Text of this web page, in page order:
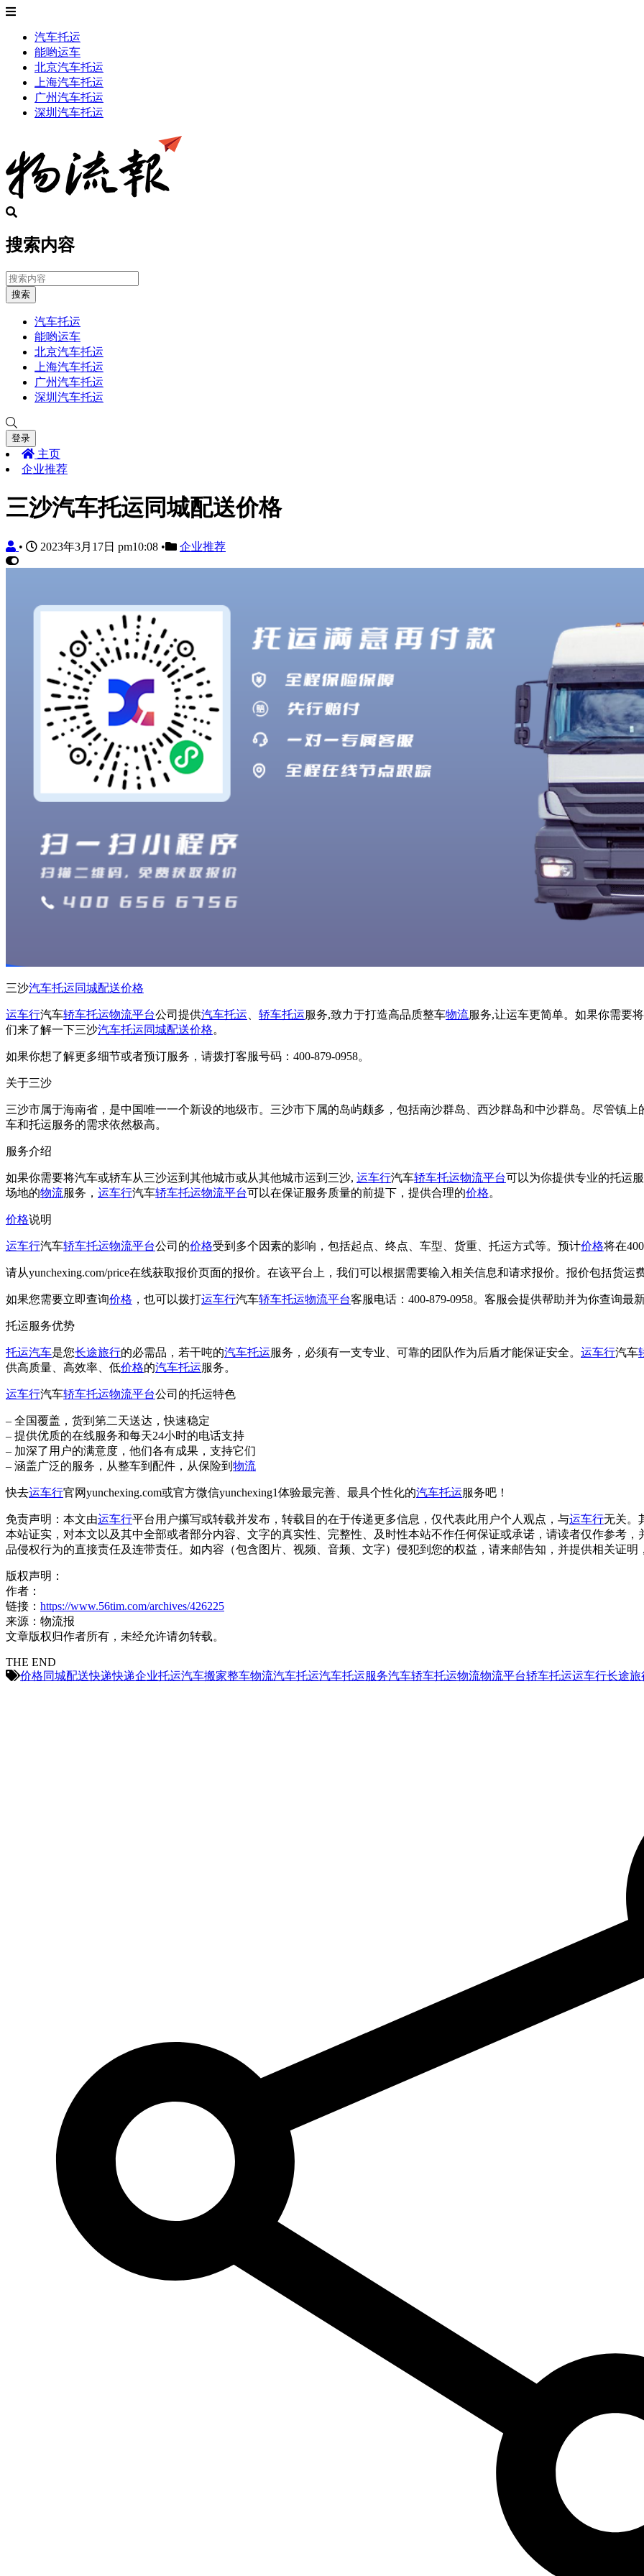
汽车托运
能哟运车
北京汽车托运
上海汽车托运
广州汽车托运
深圳汽车托运
搜索内容
搜索
汽车托运
能哟运车
北京汽车托运
上海汽车托运
广州汽车托运
深圳汽车托运
登录
主页
企业推荐
三沙汽车托运同城配送价格
• 2023年3月17日 pm10:08 • 企业推荐
三沙汽车托运同城配送价格
运车行汽车轿车托运物流平台公司提供汽车托运 轿车托运服务,致力于打造高品质整车物流服务,让运车更简单。如果你需要
们来了解一下三沙汽车托运同城配送价格。
如果你想了解更多细节或者预订服务，请拨打客服号码：400-879-0958。
关于三沙
三沙市属于海南省，是中国唯一一个新设的地级市。三沙市下属的岛屿颇多，包括南沙群岛、西沙群岛和中沙群岛。尽管镇
车和托运服务的需求依然极高。
服务介绍
如果你需要将汽车或轿车从三沙运到其他城市或从其他城市运到三沙, 运车行汽车轿车托运物流平台可以为你提供专业的托运
场地的物流服务， 运车行汽车轿车托运物流平台可以在保证服务质量的前提下，提供合理的价格。
价格说明
运车行汽车轿车托运物流平台公司的价格受到多个因素的影响，包括起点、终点、车型、货重、托运方式等。预计价格将在
请从yunchexing.com/price在线获取报价页面的报价。在该平台上，我们可以根据需要输入相关信息和请求报价。报价包括货运
如果您需要立即查询价格 ，也可以拨打运车行汽车轿车托运物流平台客服电话：400-879-0958。客服会提供帮助并为你查询最
托运服务优势
托运汽车是您长途旅行的必需品，若干吨的汽车托运服务，必须有一支专业、可靠的团队作为后盾才能保证安全。 运车行汽车
供高质量、高效率、低价格的汽车托运服务。
运车行汽车轿车托运物流平台公司的托运特色
– 全国覆盖，货到第二天送达，快速稳定
– 提供优质的在线服务和每天24小时的电话支持
– 加深了用户的满意度，他们各有成果，支持它们
– 涵盖广泛的服务，从整车到配件，从保险到 物流
快去运车行官网yunchexing.com或官方微信yunchexing1体验最完善、最具个性化的汽车托运服务吧！
免责声明：本文由运车行平台用户攥写或转载并发布，转载目的在于传递更多信息，仅代表此用户个人观点，与运车行无关。
本站证实，对本文以及其中全部或者部分内容、文字的真实性、完整性、及时性本站不作任何保证或承诺，请读者仅作参考
品侵权行为的直接责任及连带责任。如内容（包含图片、视频、音频、文字）侵犯到您的权益，请来邮告知，并提供相关证明
版权声明：
作者：
链接： https://www.56tim.com/archives/426225
来源：物流报
文章版权归作者所有，未经允许请勿转载。
THE END
价格同城配送快递快递企业托运汽车搬家整车物流汽车托运汽车托运服务汽车轿车托运物流物流平台轿车托运运车行长途旅